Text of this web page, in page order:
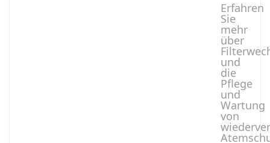
Erfahren
Sie
mehr
über
und
die
Pflege
und
Wartung
von